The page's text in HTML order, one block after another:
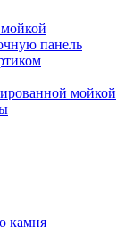
панель
мойкой
камня